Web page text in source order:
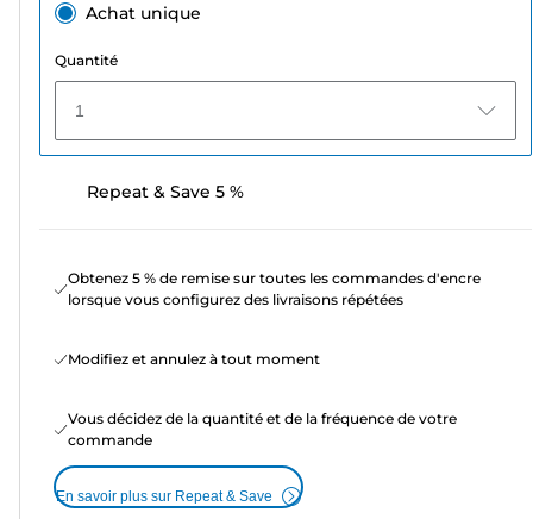
Achat unique
Quantité
1
Repeat & Save 5 %
Obtenez 5 % de remise sur toutes les commandes d'encre
lorsque vous configurez des livraisons répétées
Modifiez et annulez à tout moment
Vous décidez de la quantité et de la fréquence de votre
commande
En savoir plus sur Repeat & Save